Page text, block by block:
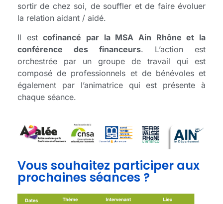
sortir de chez soi, de souffler et de faire évoluer
la relation aidant / aidé.
Il estcofinancé par la MSA Ain Rhône et la
conférence des financeurs. L’action est
orchestrée par un groupe de travail qui est
composé de professionnels et de bénévoles et
également par l’animatrice qui est présente à
chaque séance.
Vous souhaitez participer aux
prochaines séances ?